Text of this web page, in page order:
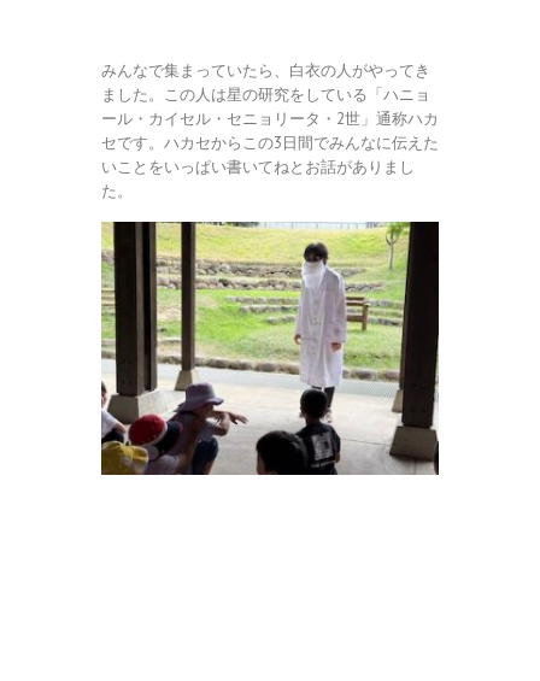
みんなで集まっていたら、白衣の人がやってき
ました。この人は星の研究をしている「ハニョ
ール・カイセル・セニョリータ・2世」通称ハカ
セです。ハカセからこの3日間でみんなに伝えた
いことをいっぱい書いてねとお話がありまし
た。